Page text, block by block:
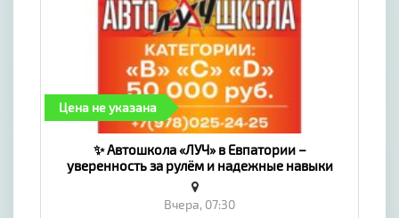
Цена не указана
✨ Автошкола «ЛУЧ» в Евпатории –
уверенность за рулём и надежные навыки
безопасного вождения ✨ - «Предложение
услуг, Обучение»
Вчера, 07:30